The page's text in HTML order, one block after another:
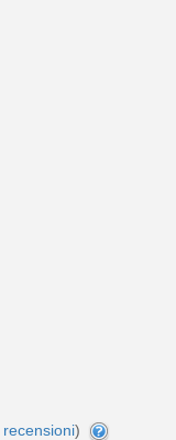
recensioni)